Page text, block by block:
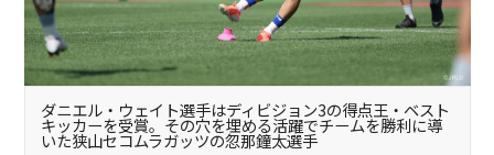
ダニエル・ウェイト選手はディビジョン3の得点王・ベスト
キッカーを受賞。その穴を埋める活躍でチームを勝利に導
いた狭山セコムラガッツの忽那鐘太選手